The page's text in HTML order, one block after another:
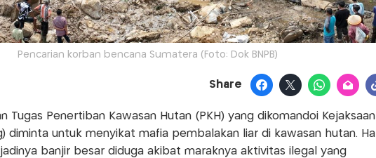
Pencarian korban bencana Sumatera (Foto: Dok BNPB)
Share
Tugas Penertiban Kawasan Hutan (PKH) yang dikomandoi Kejaksaan
diminta untuk menyikat mafia pembalakan liar di kawasan hutan. Hal
banjir besar diduga akibat maraknya aktivitas ilegal yang